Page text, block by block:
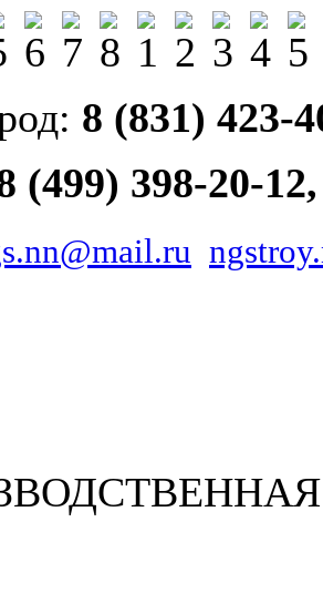
8 (831) 423-
(499) 398-20-